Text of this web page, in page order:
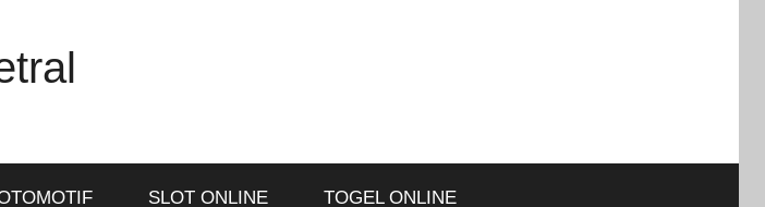
SLOT ONLINE TOGEL ONLINE